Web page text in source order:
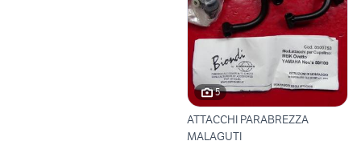
5
ATTACCHI PARABREZZA
MALAGUTI